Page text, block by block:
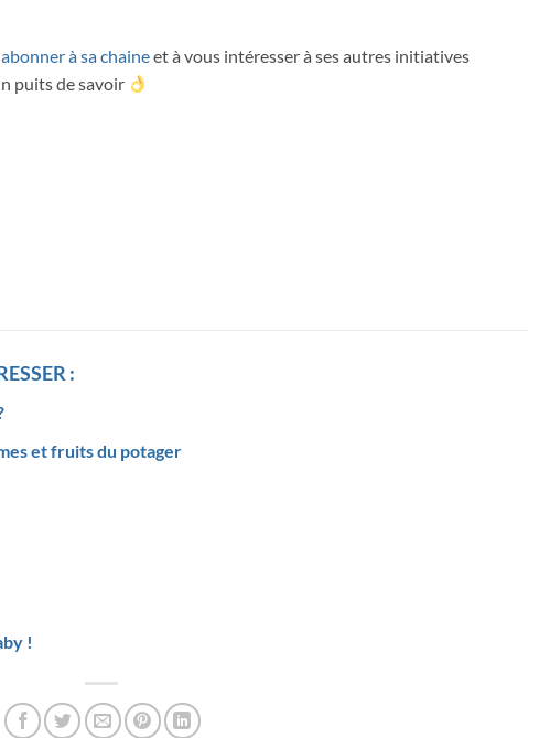
à sa chaineet à vous intéresser à ses autres initiatives
puits de savoir
:
et fruits du potager
!